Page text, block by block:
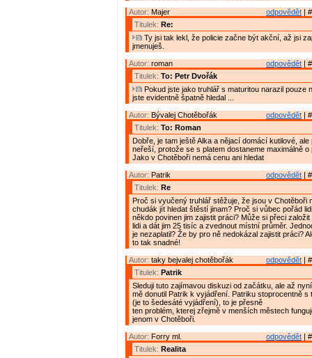
odpovědět |
Autor: Majer
Titulek: Re:
Ty jsi tak lekl, že policie začne být akční, až jsi
jmenuješ.
odpovědět |
Autor: roman
Titulek: To: Petr Dvořák
Pokud jste jako truhlář s maturitou narazil pouze
jste evidentně špatně hledal ...
odpovědět |
Autor: Bývalej Chotěbořák
Titulek: To: Roman
Dobře, je tam ještě Alka a nějací domácí kutilové, ale
neřeší, protože se s platem dostaneme maximálně
Jako v Chotěboři nemá cenu ani hledat
odpovědět |
Autor: Patrik
Titulek: Re
Proč si vyučený truhlář stěžuje, že jsou v Chotěboři
chudák jít hledat štěstí jinam? Proč si vůbec pořád
někdo povinen jim zajistit práci? Může si přeci
lidi a dát jim 25 tisíc a zvednout místní průměr.
je nezaplatil? Že by pro ně nedokázal zajistit práci?
to tak snadné!
odpovědět |
Autor: taky bejvalej chotěbořák
Titulek: Patrik
Sleduji tuto zajímavou diskuzi od začátku, ale až nyní
mě donutil Patrik k vyjádření. Patriku stoprocentně s
(je to šedesáté vyjádření), to je přesně
ten problém, kterej zřejmě v menších městech
jenom v Chotěboři.
odpovědět |
Autor: Forry ml.
Titulek: Realita